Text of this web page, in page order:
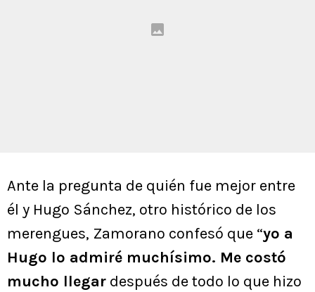
Ante la pregunta de quién fue mejor entre
él y Hugo Sánchez, otro histórico de los
merengues, Zamorano confesó que “yo a
Hugo lo admiré muchísimo. Me costó
mucho llegar después de todo lo que hizo